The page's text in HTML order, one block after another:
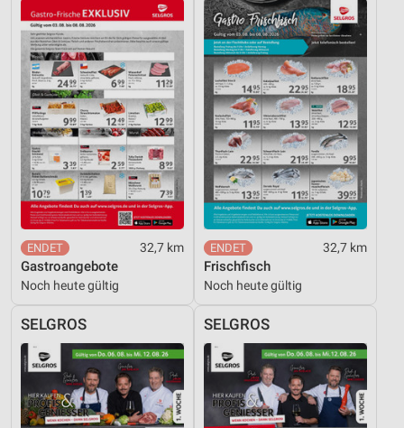
32,7 km
Gastroangebote
Noch heute gültig
32,7 km
Frischfisch
Noch heute gültig
SELGROS SELGROS